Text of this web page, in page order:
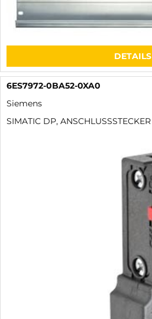
DETAILS
6ES7972-0BA52-0XA0
Siemens
SIMATIC DP, ANSCHLUSSSTECKER